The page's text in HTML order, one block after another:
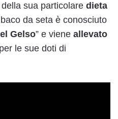
sua particolare dieta
da seta è conosciuto
Gelso” e viene allevato
le sue doti di